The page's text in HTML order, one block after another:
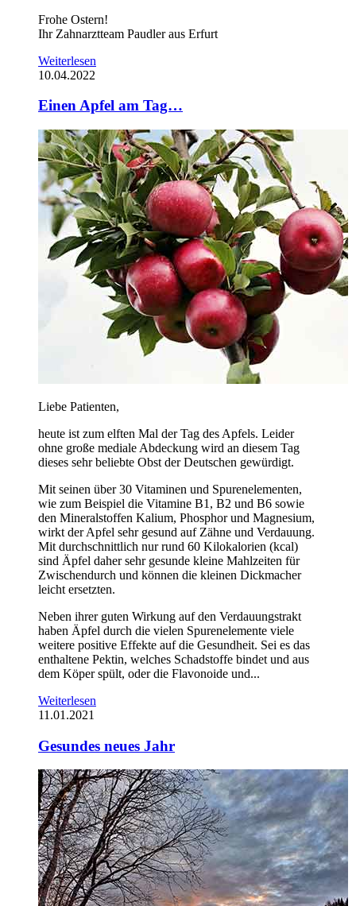
Frohe Ostern!
Ihr Zahnarztteam Paudler aus Erfurt
Weiterlesen
10.04.2022
Einen Apfel am Tag…
Liebe Patienten,
heute ist zum elften Mal der Tag des Apfels. Leider
ohne große mediale Abdeckung wird an diesem Tag
dieses sehr beliebte Obst der Deutschen gewürdigt.
Mit seinen über 30 Vitaminen und Spurenelementen,
wie zum Beispiel die Vitamine B1, B2 und B6 sowie
den Mineralstoffen Kalium, Phosphor und Magnesium,
wirkt der Apfel sehr gesund auf Zähne und Verdauung.
Mit durchschnittlich nur rund 60 Kilokalorien (kcal)
sind Äpfel daher sehr gesunde kleine Mahlzeiten für
Zwischendurch und können die kleinen Dickmacher
leicht ersetzten.
Neben ihrer guten Wirkung auf den Verdauungstrakt
haben Äpfel durch die vielen Spurenelemente viele
weitere positive Effekte auf die Gesundheit. Sei es das
enthaltene Pektin, welches Schadstoffe bindet und aus
dem Köper spült, oder die Flavonoide und...
Weiterlesen
11.01.2021
Gesundes neues Jahr